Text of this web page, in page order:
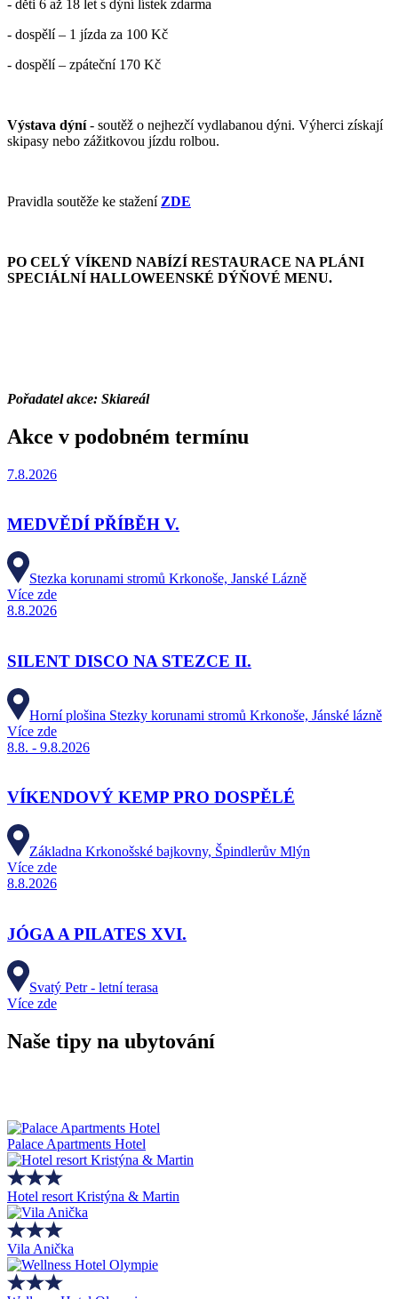
- děti 6 až 18 let s dýní lístek zdarma
- dospělí – 1 jízda za 100 Kč
- dospělí – zpáteční 170 Kč
Výstava dýní- soutěž o nejhezčí vydlabanou dýni. Výherci získají
skipasy nebo zážitkovou jízdu rolbou.
Pravidla soutěže ke stažení ZDE
PO CELÝ VÍKEND NABÍZÍ RESTAURACE NA PLÁNI
SPECIÁLNÍ HALLOWEENSKÉ DÝŇOVÉ MENU.
Pořadatel akce: Skiareál
Akce v podobném termínu
7.8.2026
MEDVĚDÍ PŘÍBĚH V.
Stezka korunami stromů Krkonoše, Janské Lázně
Více zde
8.8.2026
SILENT DISCO NA STEZCE II.
Horní plošina Stezky korunami stromů Krkonoše, Jánské lázně
Více zde
8.8. - 9.8.2026
VÍKENDOVÝ KEMP PRO DOSPĚLÉ
Základna Krkonošské bajkovny, Špindlerův Mlýn
Více zde
8.8.2026
JÓGA A PILATES XVI.
Svatý Petr - letní terasa
Více zde
Naše tipy na ubytování
Palace Apartments Hotel
Hotel resort Kristýna & Martin
Vila Anička